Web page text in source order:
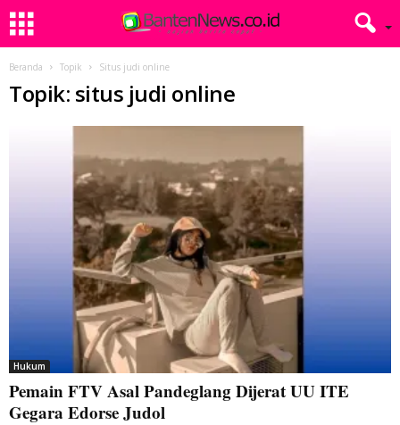
Beranda Topik Situs judi online
Topik: situs judi online
Hukum
Pemain FTV Asal Pandeglang Dijerat UU ITE
Gegara Edorse Judol